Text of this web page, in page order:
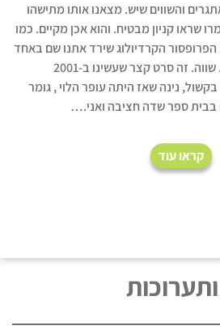
והשווים שיש. מצאנו אותו מתישהו
אמרו שראו קניון מבטיח. והוא אכן מקיים. כמו
הקרדיולוג שירד אתנו שם באחד
הטיולים - ואדי שלא מתחנף. שווה. זה סרט קצר שעשינו ב-2001
נינה שאז היתה עופר הלוי , גומר
בבית ספר שדה חציבה ואני.…
קראו עוד